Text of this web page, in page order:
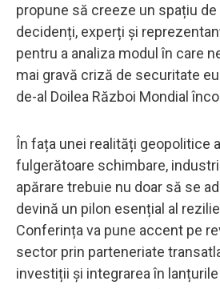
propune să creeze un spațiu de
decidenți, experți și
pentru a analiza modul în care
mai gravă criză de securitate
de-al Doilea Război Mondial
În fața unei realități geopolitice
fulgerătoare schimbare,
apărare trebuie nu doar să se
devină un pilon esențial al
Conferința va pune accent pe
sector prin parteneriate
investiții și integrarea în